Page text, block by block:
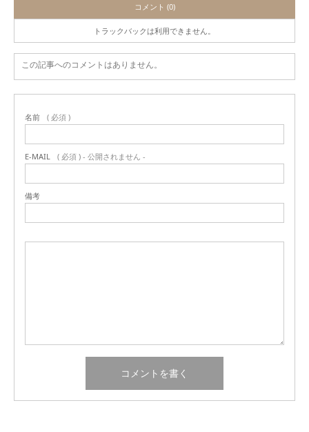
コメント (0)
トラックバックは利用できません。
この記事へのコメントはありません。
名前 ( 必須 )
E-MAIL ( 必須 ) - 公開されません -
備考